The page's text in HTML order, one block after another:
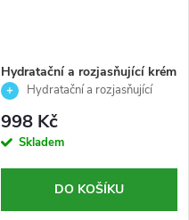
Hydratační a rozjasňující krém
pro normální a smíšenou pleť-
Hydratační a rozjasňující
998 Kč
Skladem
DO KOŠÍKU